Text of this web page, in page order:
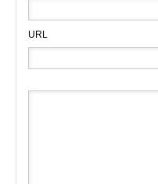
URL